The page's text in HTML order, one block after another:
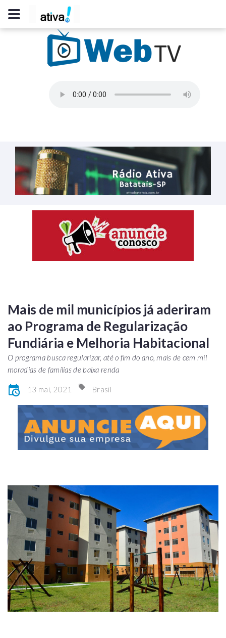
Mais de mil municípios já aderiram
ao Programa de Regularização
Fundiária e Melhoria Habitacional
O programa busca regularizar, até o fim do ano, mais de cem mil
moradias de famílias de baixa renda
13 mai, 2021 Brasil